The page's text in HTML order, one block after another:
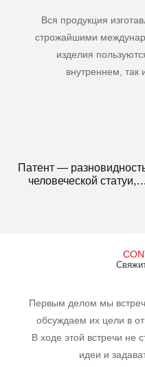
Вся продукция
строжайшими
изделия
внутреннем, так
Патент —
человеческой статуи,
Первым делом мы
обсуждаем их цели в
В ходе этой встречи не
идеи и